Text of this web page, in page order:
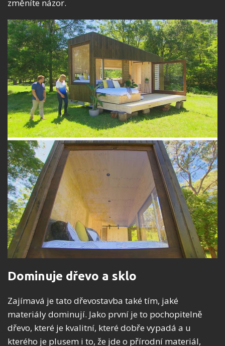
změníte názor.
Dominuje dřevo a sklo
Zajímavá je tato dřevostavba také tím, jaké
materiály dominují. Jako první je to pochopitelně
dřevo, které je kvalitní, které dobře vypadá a u
kterého je plusem i to, že jde o přírodní materiál,